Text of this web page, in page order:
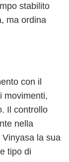
stabilito
ma ordina
con il
movimenti,
Il controllo
nella
la sua
tipo di